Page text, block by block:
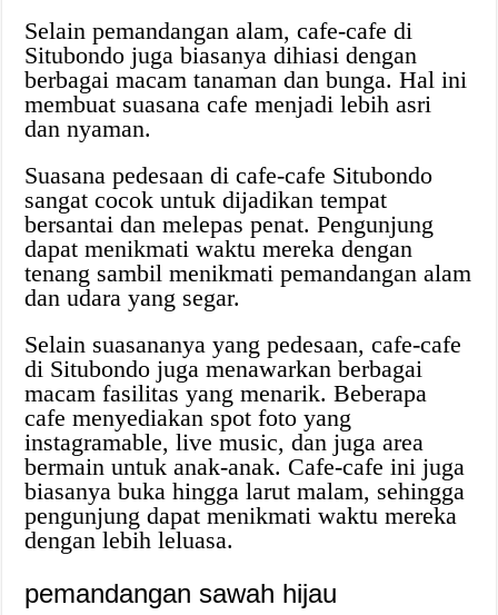
Selain pemandangan alam, cafe-cafe di
Situbondo juga biasanya dihiasi dengan
berbagai macam tanaman dan bunga. Hal ini
membuat suasana cafe menjadi lebih asri
dan nyaman.
Suasana pedesaan di cafe-cafe Situbondo
sangat cocok untuk dijadikan tempat
bersantai dan melepas penat. Pengunjung
dapat menikmati waktu mereka dengan
tenang sambil menikmati pemandangan alam
dan udara yang segar.
Selain suasananya yang pedesaan, cafe-cafe
di Situbondo juga menawarkan berbagai
macam fasilitas yang menarik. Beberapa
cafe menyediakan spot foto yang
instagramable, live music, dan juga area
bermain untuk anak-anak. Cafe-cafe ini juga
biasanya buka hingga larut malam, sehingga
pengunjung dapat menikmati waktu mereka
dengan lebih leluasa.
pemandangan sawah hijau